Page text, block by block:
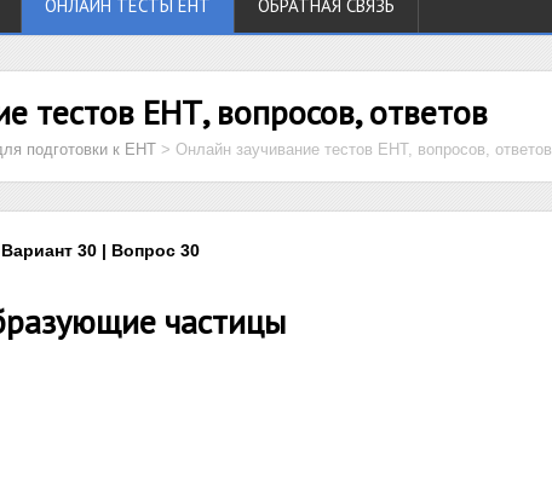
ОНЛАЙН ТЕСТЫ ЕНТ ОБРАТНАЯ СВЯЗЬ
тестов ЕНТ, вопросов, ответов
подготовки к ЕНТ > Онлайн заучивание тестов ЕНТ, вопросов, ответов
30 | Вопрос 30
частицы